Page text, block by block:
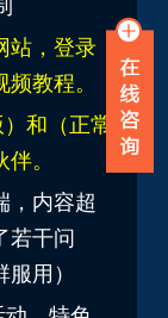
站，登录
教程。
和（正常
。
，内容超
若干问
用）